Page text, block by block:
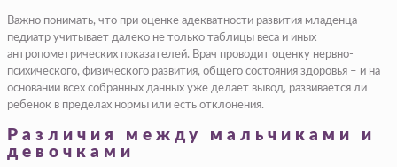
Важно понимать, что при оценке адекватности развития младенца
педиатр учитывает далеко не только таблицы веса и иных
антропометрических показателей. Врач проводит оценку нервно-
психического, физического развития, общего состояния здоровья – и на
основании всех собранных данных уже делает вывод, развивается ли
ребенок в пределах нормы или есть отклонения.
Различия между мальчиками и
девочками